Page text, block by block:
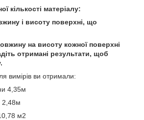
кількості матеріалу:
і висоту поверхні, що
на висоту кожної поверхні
отримані результати, щоб
вимірів ви отримали:
4,35м
2,48м
м2